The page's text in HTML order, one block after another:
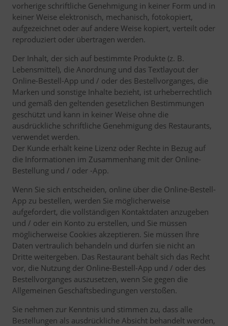
vorherige schriftliche Genehmigung in keiner Form und in
keiner Weise elektronisch, mechanisch, fotokopiert,
aufgezeichnet oder auf andere Weise kopiert, verteilt oder
reproduziert oder übertragen werden.
Der Inhalt, der sich auf bestimmte Produkte (z. B.
Lebensmittel), die Anordnung und das Textlayout der
Online-Bestell-App und / oder des Bestellvorganges, die
Marken und sonstige Inhalte bezieht, ist urheberrechtlich
und gemäß den geltenden gesetzlichen Bestimmungen
geschützt und kann in keiner Weise ohne die
ausdrückliche schriftliche Genehmigung des Restaurants,
verwendet werden.
Der Kunde erhält keine Lizenz oder Rechte in Bezug auf
die Informationen im Zusammenhang mit der Online-
Bestellung und / oder -App.
Wenn Sie sich entscheiden, online über die Online-Bestell-
App zu bestellen, werden Sie möglicherweise
aufgefordert, die vollständigen Kontaktdaten anzugeben
und / oder ein Konto zu erstellen, und Sie müssen
möglicherweise Cookies akzeptieren. Sie müssen Ihre
Daten vertraulich behandeln und dürfen sie nicht an
Dritte weitergeben. Das Restaurant behält sich das Recht
vor, die Nutzung der Online-Bestell-App und / oder des
Bestellvorganges auszusetzen, wenn Sie gegen die
Allgemeinen Geschäftsbedingungen verstoßen.
Sie nehmen zur Kenntnis und stimmen zu, dass alle
Bestellungen als ausdrückliche Absicht behandelt werden,